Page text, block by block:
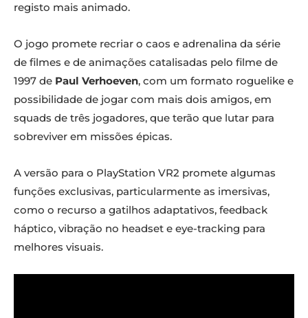
registo mais animado.
O jogo promete recriar o caos e adrenalina da série
de filmes e de animações catalisadas pelo filme de
1997 de Paul Verhoeven, com um formato roguelike e
possibilidade de jogar com mais dois amigos, em
squads de três jogadores, que terão que lutar para
sobreviver em missões épicas.
A versão para o PlayStation VR2 promete algumas
funções exclusivas, particularmente as imersivas,
como o recurso a gatilhos adaptativos, feedback
háptico, vibração no headset e eye-tracking para
melhores visuais.